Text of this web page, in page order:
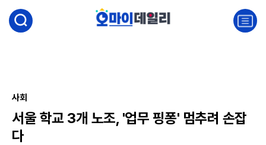
검
색
주
치
사회
서울 학교 3개 노조, '업무 핑퐁' 멈추려 손잡
다